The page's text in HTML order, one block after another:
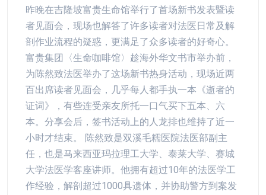
昨晚在吉隆坡富贵生命馆举行了首场新书发表暨读
者见面会，现场也解答了许多读者对法医日常及解
剖作业流程的疑惑，更满足了众多读者的好奇心。
富贵集团〈生命咖啡馆〉趁海外华文书市举办前，
为陈然致法医举办了这场新书热身活动，现场近两
百出席读者见面会，几乎每人都手执一本《逝者的
证词》，有些连受亲友所托一口气买下五本、六
本。分享会后，签书活动上的人龙排也维持了近一
小时才结束。 陈然致是双溪毛糯医院法医部副主
任，也是马来西亚玛拉理工大学、泰莱大学、赛城
大学法医学客座讲师。他拥有超过10年的法医学工
作经验，解剖超过1000具遗体，并协助警方到案发